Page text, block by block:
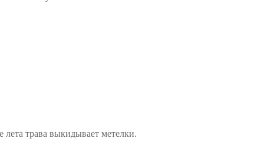
трава выкидывает метелки.